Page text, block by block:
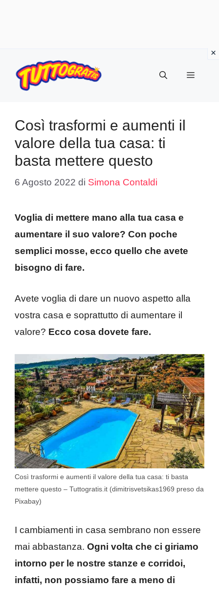
contenuto
Menu
Così trasformi e aumenti il
valore della tua casa: ti
basta mettere questo
6 Agosto 2022 di Simona Contaldi
Voglia di mettere mano alla tua casa e
aumentare il suo valore? Con poche
semplici mosse, ecco quello che avete
bisogno di fare.
Avete voglia di dare un nuovo aspetto alla
vostra casa e soprattutto di aumentare il
valore? Ecco cosa dovete fare.
Così trasformi e aumenti il valore della tua casa: ti basta
mettere questo – Tuttogratis.it (dimitrisvetsikas1969 preso da
Pixabay)
I cambiamenti in casa sembrano non essere
mai abbastanza. Ogni volta che ci giriamo
intorno per le nostre stanze e corridoi,
infatti, non possiamo fare a meno di